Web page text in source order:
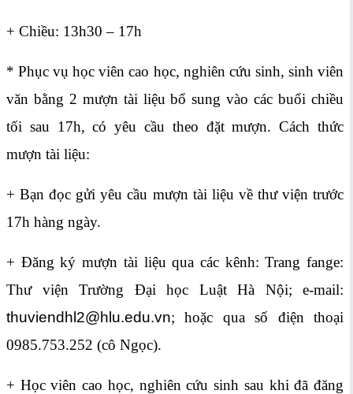
+ Chiều: 13h30 – 17h
* Phục vụ học viên cao học, nghiên cứu sinh, sinh viên
văn bằng 2 mượn tài liệu bổ sung vào các buổi chiều
tối sau 17h, có yêu cầu theo đặt mượn. Cách thức
mượn tài liệu:
+ Bạn đọc gửi yêu cầu mượn tài liệu về thư viện trước
17h hàng ngày.
+ Đăng ký mượn tài liệu qua các kênh: Trang fange:
Thư viện Trường Đại học Luật Hà Nội; e-mail:
thuviendhl2@hlu.edu.vn; hoặc qua số điện thoại
0985.753.252 (cô Ngọc).
+ Học viên cao học, nghiên cứu sinh sau khi đã đăng